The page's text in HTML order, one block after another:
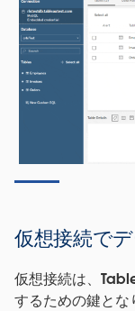
仮想接続で
仮想接続は、
するための鍵と